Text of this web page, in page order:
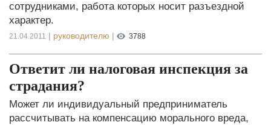
сотрудниками, работа которых носит разъездной
характер.
21.04.2011 | руководителю | 3788
Ответит ли налоговая инспекция за
страдания?
Может ли индивидуальный предприниматель
рассчитывать на компенсацию морального вреда,